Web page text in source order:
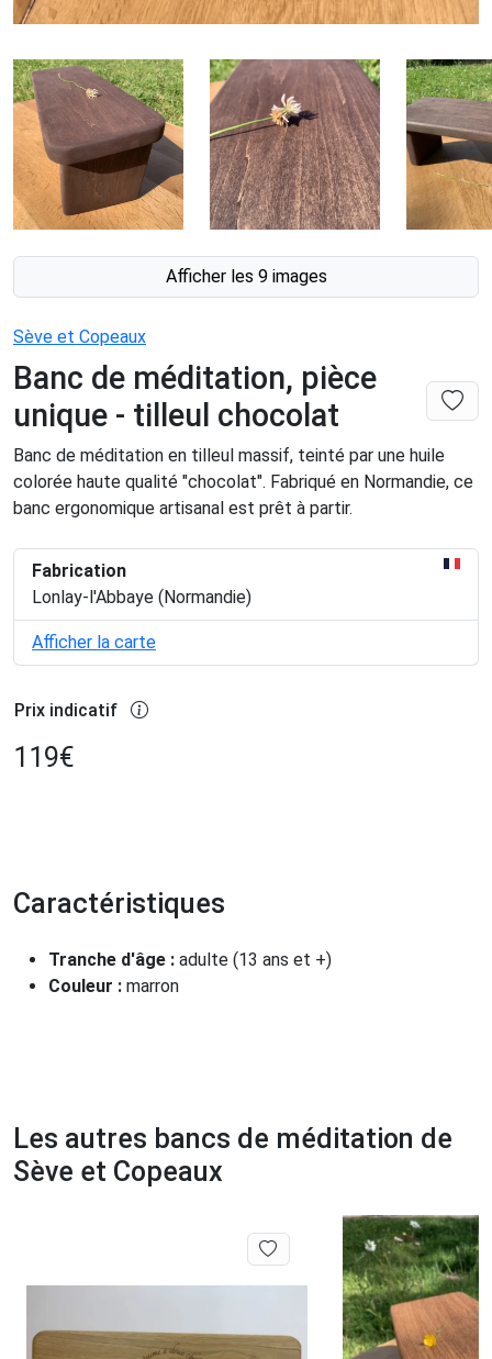
Afficher les 9 images
Sève et Copeaux
Banc de méditation, pièce
unique - tilleul chocolat
Banc de méditation en tilleul massif, teinté par une huile
colorée haute qualité "chocolat". Fabriqué en Normandie, ce
banc ergonomique artisanal est prêt à partir.
Fabrication
Lonlay-l'Abbaye (Normandie)
Afficher la carte
Prix indicatif
119€
Caractéristiques
Tranche d'âge : adulte (13 ans et +)
Couleur : marron
Les autres bancs de méditation de
Sève et Copeaux